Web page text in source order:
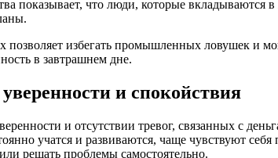
показывает, что люди, которые
избегать промышленных ловушек и
в завтрашнем дне.
и спокойствия
и отсутствии тревог, связанных с
учатся и развиваются, чаще чувствуют
решать проблемы самостоятельно.